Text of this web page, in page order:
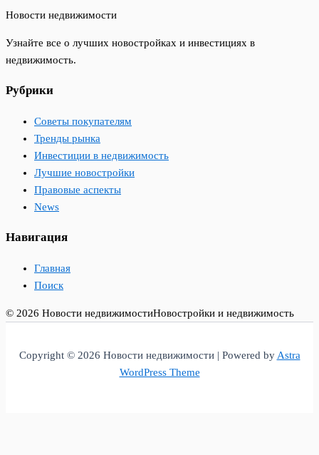
Новости недвижимости
Узнайте все о лучших новостройках и инвестициях в
недвижимость.
Рубрики
Советы покупателям
Тренды рынка
Инвестиции в недвижимость
Лучшие новостройки
Правовые аспекты
News
Навигация
Главная
Поиск
© 2026 Новости недвижимостиНовостройки и недвижимость
Copyright © 2026 Новости недвижимости | Powered byAstra
WordPress Theme